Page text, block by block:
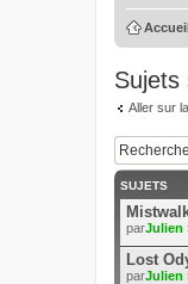
Sujets
Aller sur
SUJETS
parJulien
Lost
parJulien